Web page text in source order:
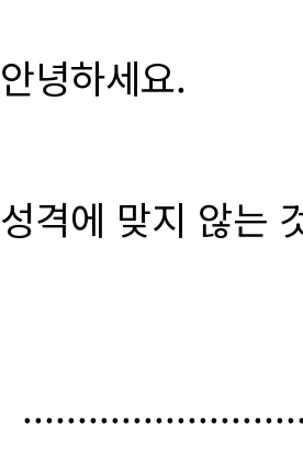
안녕하세요.
성격에 맞지 않는